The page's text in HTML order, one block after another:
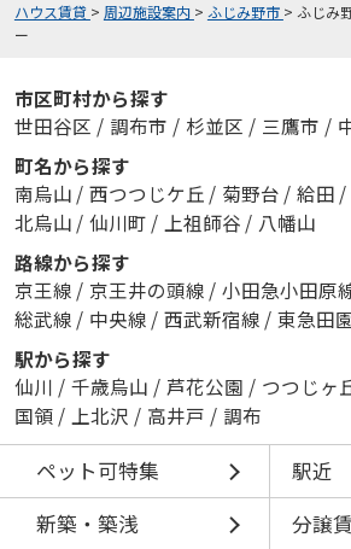
ハウス賃貸 > 周辺施設案内 > ふじみ野市 > ふじみ
ー
市区町村から探す
世田谷区 / 調布市 / 杉並区 / 三鷹市 /
町名から探す
南烏山 / 西つつじケ丘 / 菊野台 / 給田 /
北烏山 / 仙川町 / 上祖師谷 / 八幡山
路線から探す
京王線 / 京王井の頭線 / 小田急小田原
総武線 / 中央線 / 西武新宿線 / 東急田
駅から探す
仙川 / 千歳烏山 / 芦花公園 / つつじヶ
国領 / 上北沢 / 高井戸 / 調布
ペット可特集
駅近
新築・築浅
分譲